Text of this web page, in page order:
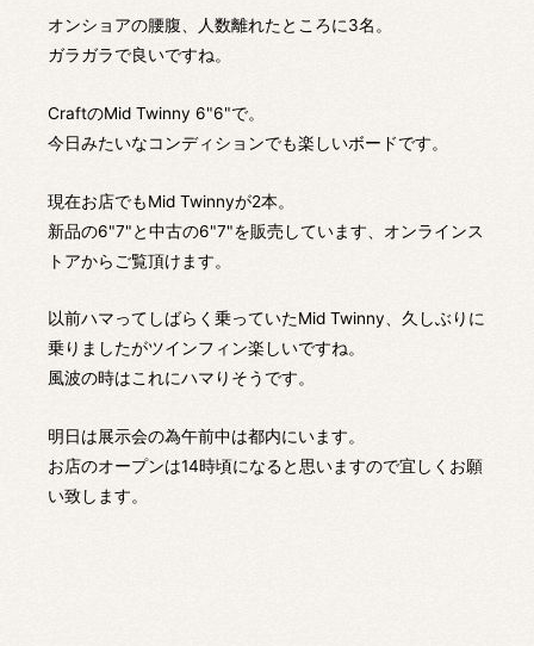
オンショアの腰腹、人数離れたところに3名。
ガラガラで良いですね。
CraftのMid Twinny 6"6"で。
今日みたいなコンディションでも楽しいボードです。
現在お店でもMid Twinnyが2本。
新品の6"7"と中古の6"7"を販売しています、オンラインス
トアからご覧頂けます。
以前ハマってしばらく乗っていたMid Twinny、久しぶりに
乗りましたがツインフィン楽しいですね。
風波の時はこれにハマりそうです。
明日は展示会の為午前中は都内にいます。
お店のオープンは14時頃になると思いますので宜しくお願
い致します。